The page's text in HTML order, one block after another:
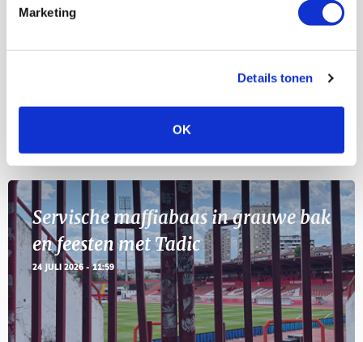
Marketing
Details tonen
OK
AUG
11
Servische maffiabaas in grauwe bak
en feesten met Tadic
24 JULI 2026 - 11:59